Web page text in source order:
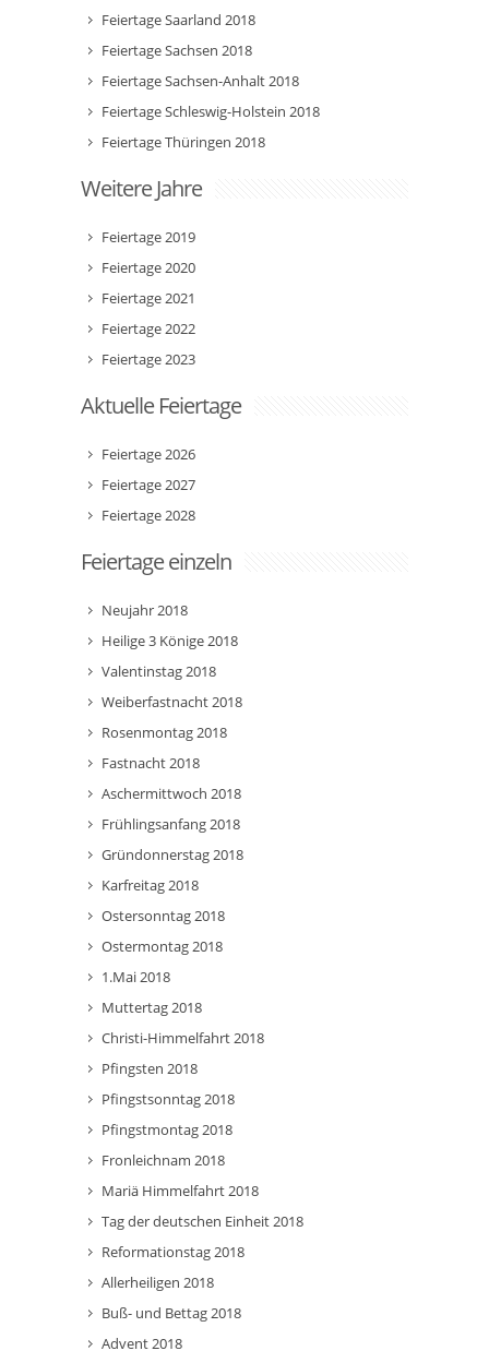
Feiertage Saarland 2018
Feiertage Sachsen 2018
Feiertage Sachsen-Anhalt 2018
Feiertage Schleswig-Holstein 2018
Feiertage Thüringen 2018
Weitere Jahre
Feiertage 2019
Feiertage 2020
Feiertage 2021
Feiertage 2022
Feiertage 2023
Aktuelle Feiertage
Feiertage 2026
Feiertage 2027
Feiertage 2028
Feiertage einzeln
Neujahr 2018
Heilige 3 Könige 2018
Valentinstag 2018
Weiberfastnacht 2018
Rosenmontag 2018
Fastnacht 2018
Aschermittwoch 2018
Frühlingsanfang 2018
Gründonnerstag 2018
Karfreitag 2018
Ostersonntag 2018
Ostermontag 2018
1.Mai 2018
Muttertag 2018
Christi-Himmelfahrt 2018
Pfingsten 2018
Pfingstsonntag 2018
Pfingstmontag 2018
Fronleichnam 2018
Mariä Himmelfahrt 2018
Tag der deutschen Einheit 2018
Reformationstag 2018
Allerheiligen 2018
Buß- und Bettag 2018
Advent 2018